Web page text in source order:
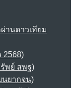
านดาวเทียม
2568)
พย์ สพฐ)
นยากจน)